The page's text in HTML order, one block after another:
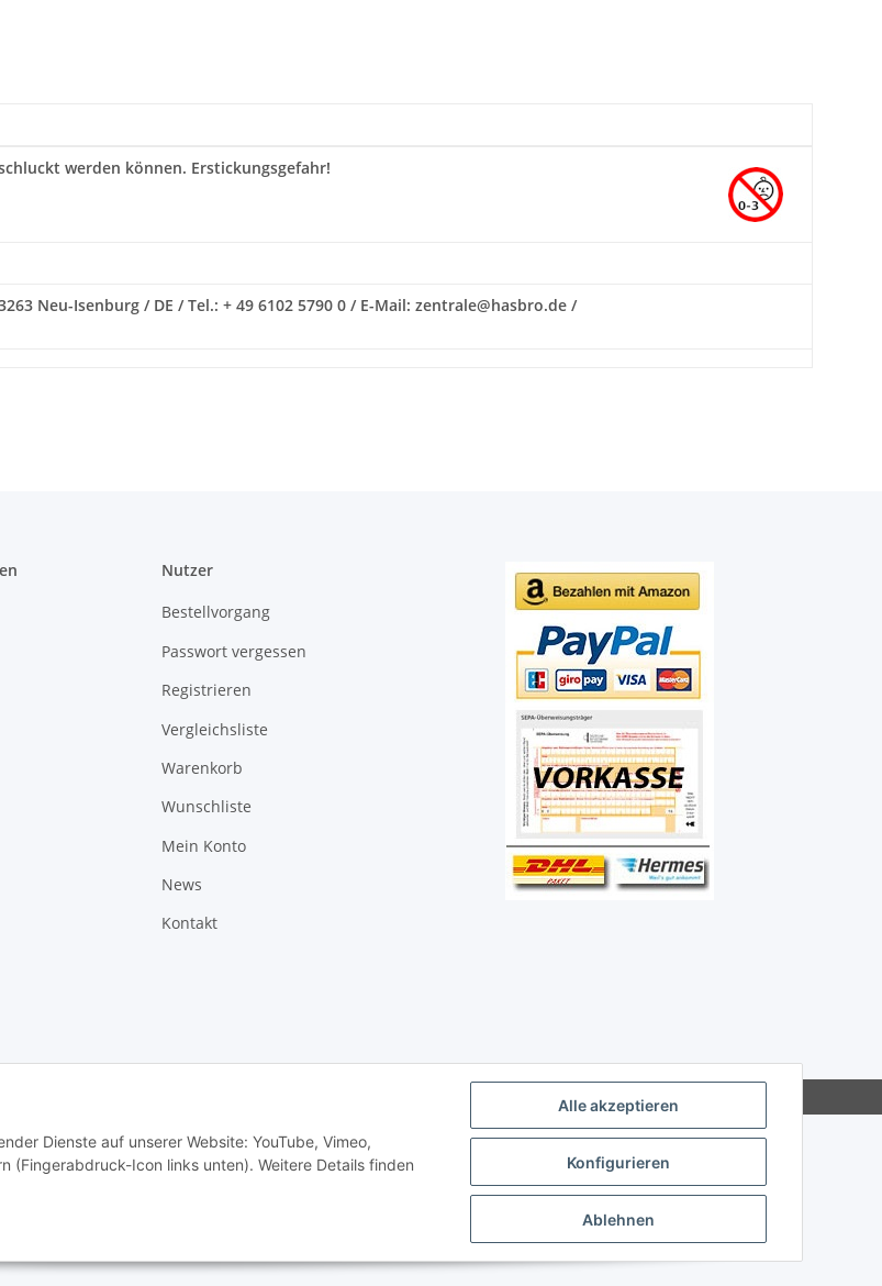
Alle akzeptieren
Konfigurieren
Ablehnen
Dienste auf unserer Website: YouTube, Vimeo,
(Fingerabdruck-Icon links unten). Weitere Details finden
werden können. Erstickungsgefahr!
Neu-Isenburg / DE / Tel.: + 49 6102 5790 0 / E-Mail: zentrale@hasbro.de /
Nutzer
Bestellvorgang
Passwort vergessen
Registrieren
Vergleichsliste
Warenkorb
Wunschliste
Mein Konto
News
Kontakt